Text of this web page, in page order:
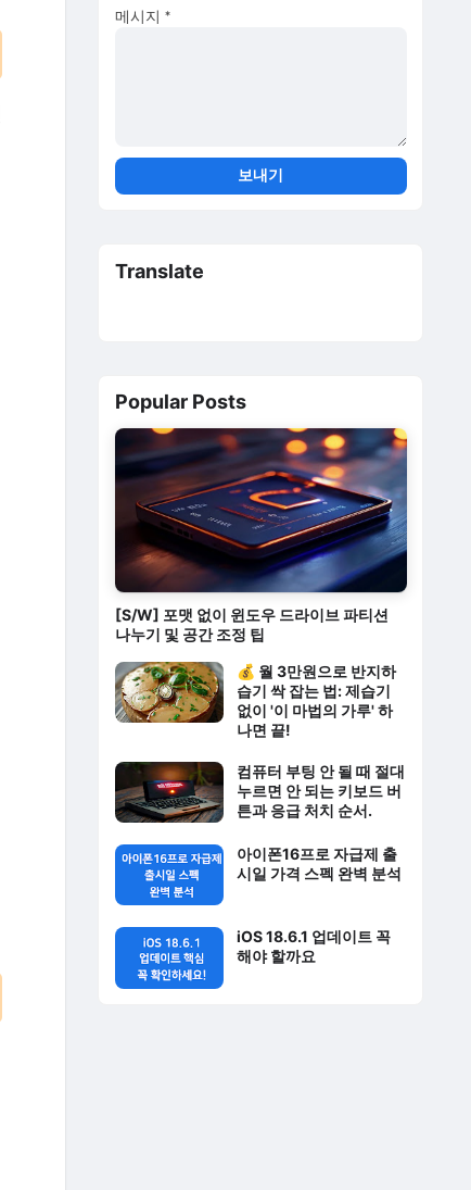
메시지 *
Translate
Popular Posts
[S/W] 포맷 없이 윈도우 드라이브 파티션
나누기 및 공간 조정 팁
💰 월 3만원으로 반지하
습기 싹 잡는 법: 제습기
없이 '이 마법의 가루' 하
나면 끝!
컴퓨터 부팅 안 될 때 절대
누르면 안 되는 키보드 버
튼과 응급 처치 순서.
아이폰16프로 자급제 출
시일 가격 스펙 완벽 분석
iOS 18.6.1 업데이트 꼭
해야 할까요